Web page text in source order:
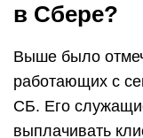
в Сбере?
Выше было
работающих с
СБ. Его
выплачивать